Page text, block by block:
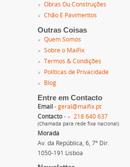
Obras Ou Construções
Chão E Pavimentos
Outras Coisas
Quem Somos
Sobre o MaiFix
Termos & Condições
Políticas de Privacidade
Blog
Entre em Contacto
Email - geral@maifix.pt
Contacto - 218 640 637
(Chamada para rede fixa nacional)
Morada
Av. da República, 6, 7º Dir.
1050-191 Lisboa